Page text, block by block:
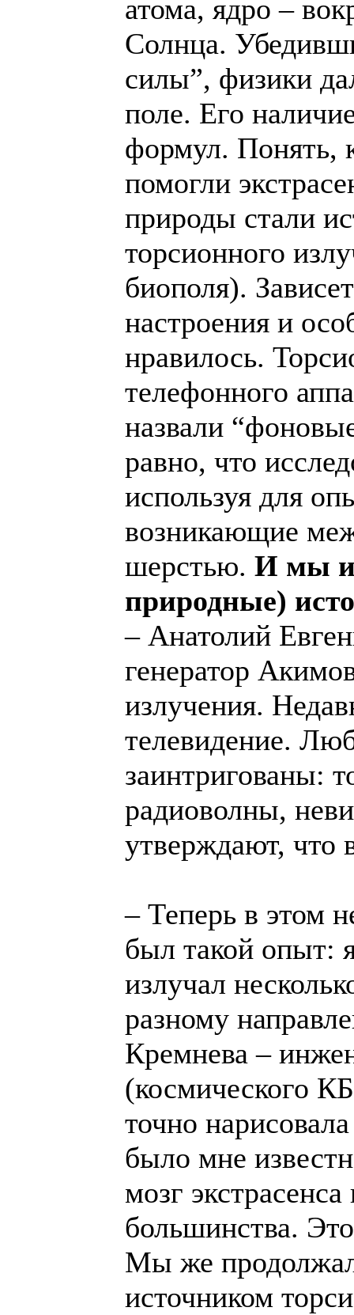
атома, ядро –
Солнца.
силы”, физики
поле. Его
формул. Понять,
помогли
природы стали
торсионного
биополя).
настроения и
нравилось.
телефонного
назвали
равно, что
используя для
возникающие
шерстью. И мы
природные)
– Анатолий
генератор
излучения.
телевидение.
заинтригованы:
радиоволны,
утверждают, что
– Теперь в этом
был такой опыт:
излучал
разному
Кремнева –
(космического
точно
было мне
мозг
большинства.
Мы же
источником